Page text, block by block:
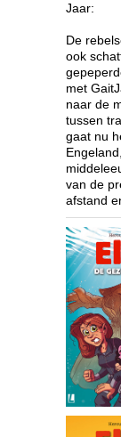
Jaar:
De
ook
met
naar de
tussen
gaat nu
van de
afstand